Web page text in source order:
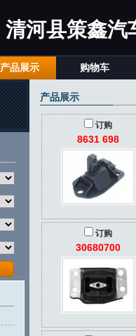
清河县策鑫汽
产品展示 购物车
产品展示
订购
8631 698
订购
30680700